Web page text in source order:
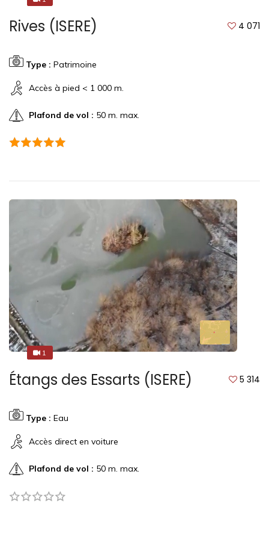
Rives (ISERE) 4 071
Type : Patrimoine
Accès à pied < 1 000 m.
Plafond de vol : 50 m. max.
1
1
Étangs des Essarts (ISERE) 5 314
Type : Eau
Accès direct en voiture
Plafond de vol : 50 m. max.